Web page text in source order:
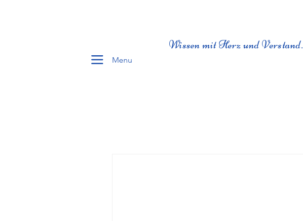
Menu
Wissen mit Herz und Verstand.